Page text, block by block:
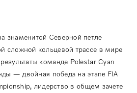
знаменитой Северной петле
сложной кольцевой трассе в мире
команде Polestar Cyan
— двойная победа на этапе FIA
лидерство в общем зачете